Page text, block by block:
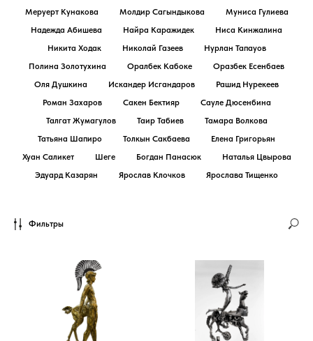
Меруерт Кунакова
Молдир Сагындыкова
Муниса Гулиева
Надежда Абишева
Найра Каражидек
Ниса Кинжалина
Никита Ходак
Николай Газеев
Нурлан Тапауов
Полина Золотухина
Оралбек Кабоке
Оразбек Есенбаев
Оля Душкина
Искандер Исгандаров
Рашид Нурекеев
Роман Захаров
Сакен Бектияр
Сауле Дюсенбина
Талгат Жумагулов
Таир Табиев
Тамара Волкова
Татьяна Шапиро
Толкын Сакбаева
Елена Григорьян
Хуан Саликет
Шеге Богдан Панасюк
Наталья Цвырова
Эдуард Казарян
Ярослав Клочков Ярослава Тищенко
Фильтры